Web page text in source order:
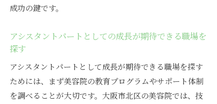
成功の鍵です。
アシスタントパートとしての成長が期待できる職場を
探す
アシスタントパートとして成長が期待できる職場を探す
ためには、まず美容院の教育プログラムやサポート体制
を調べることが大切です。大阪市北区の美容院では、技